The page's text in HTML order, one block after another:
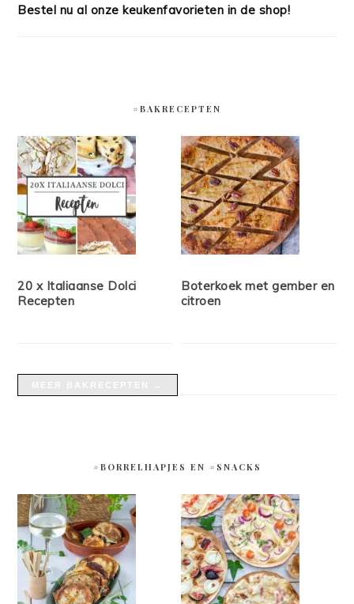
Bestel nu al onze keukenfavorieten in de shop!
#BAKRECEPTEN
20 x Italiaanse Dolci
Recepten
Boterkoek met gember en
citroen
#BORRELHAPJES EN #SNACKS